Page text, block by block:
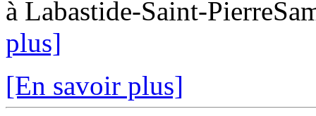
à Labastide-Saint-
plus]
[En savoir plus]